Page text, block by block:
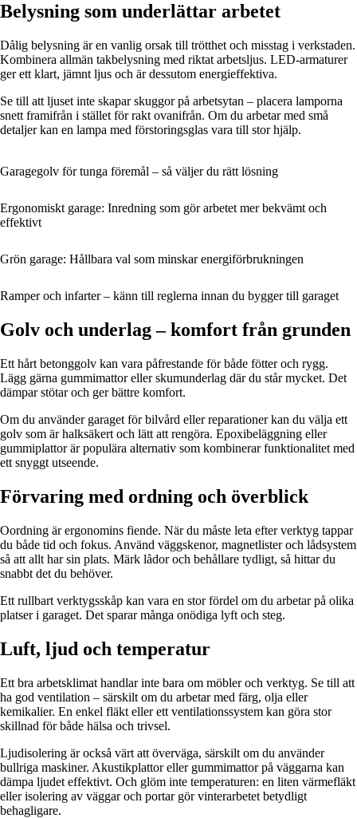
Belysning som underlättar arbetet
Dålig belysning är en vanlig orsak till trötthet och misstag i verkstaden.
Kombinera allmän takbelysning med riktat arbetsljus. LED-armaturer
ger ett klart, jämnt ljus och är dessutom energieffektiva.
Se till att ljuset inte skapar skuggor på arbetsytan – placera lamporna
snett framifrån i stället för rakt ovanifrån. Om du arbetar med små
detaljer kan en lampa med förstoringsglas vara till stor hjälp.
Garagegolv för tunga föremål – så väljer du rätt lösning
Ergonomiskt garage: Inredning som gör arbetet mer bekvämt och
effektivt
Grön garage: Hållbara val som minskar energiförbrukningen
Ramper och infarter – känn till reglerna innan du bygger till garaget
Golv och underlag – komfort från grunden
Ett hårt betonggolv kan vara påfrestande för både fötter och rygg.
Lägg gärna gummimattor eller skumunderlag där du står mycket. Det
dämpar stötar och ger bättre komfort.
Om du använder garaget för bilvård eller reparationer kan du välja ett
golv som är halksäkert och lätt att rengöra. Epoxibeläggning eller
gummiplattor är populära alternativ som kombinerar funktionalitet med
ett snyggt utseende.
Förvaring med ordning och överblick
Oordning är ergonomins fiende. När du måste leta efter verktyg tappar
du både tid och fokus. Använd väggskenor, magnetlister och lådsystem
så att allt har sin plats. Märk lådor och behållare tydligt, så hittar du
snabbt det du behöver.
Ett rullbart verktygsskåp kan vara en stor fördel om du arbetar på olika
platser i garaget. Det sparar många onödiga lyft och steg.
Luft, ljud och temperatur
Ett bra arbetsklimat handlar inte bara om möbler och verktyg. Se till att
ha god ventilation – särskilt om du arbetar med färg, olja eller
kemikalier. En enkel fläkt eller ett ventilationssystem kan göra stor
skillnad för både hälsa och trivsel.
Ljudisolering är också värt att överväga, särskilt om du använder
bullriga maskiner. Akustikplattor eller gummimattor på väggarna kan
dämpa ljudet effektivt. Och glöm inte temperaturen: en liten värmefläkt
eller isolering av väggar och portar gör vinterarbetet betydligt
behagligare.